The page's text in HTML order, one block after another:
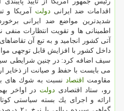
اقدامات ضد ایرانیدولت آمریكا و
شدیدترین مواضع ضد ایرانی
اطمینانی ها و تقویت انتظارات منفی
آتی كشور انجامید و به تبع آن
داخل كشور با افزایش قابل توجهی
سیف اضافه كرد: در چنین شرایطی
می بایست با حفظ و صیانت از ذخایر
مقاومت اقتصاد نسبت به شوك های
رو، ستاد اقتصادی دولت
ارائه و اجرای یك بسته سیاستی
گواهی